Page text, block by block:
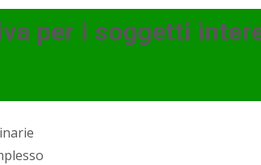
per i soggetti